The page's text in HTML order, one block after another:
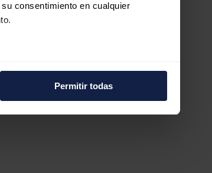
consentimiento en cualquier
ofrecer funciones de redes sociales
web con nuestros partners de
Permitir todas